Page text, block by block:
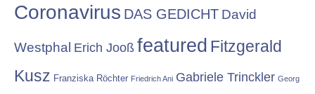
Coronavirus DAS GEDICHT David
Westphal Erich Jooß featured Fitzgerald
Kusz Franziska Röchter Friedrich Ani Gabriele Trinckler Georg